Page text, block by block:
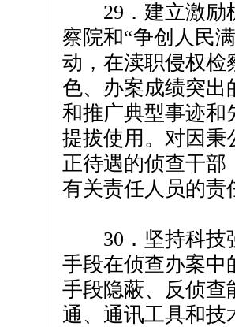
29．建立激励机
察院和“争创人民
动，在渎职侵权检
色、办案成绩突出
和推广典型事迹和
提拔使用。对因秉
正待遇的侦查干部
有关责任人员的责
30．坚持科技强
手段在侦查办案中
手段隐蔽、反侦查
通、通讯工具和技